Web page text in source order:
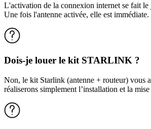
L'activation de la connexion internet se fait le
Une fois l'antenne activée, elle est immédiate.
Dois-je louer le kit STARLINK ?
Non, le kit Starlink (antenne + routeur) vous
réaliserons simplement l’installation et la